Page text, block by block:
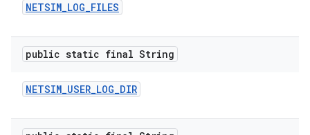
NETSIM_LOG_FILES
public static final String
NETSIM_USER_LOG_DIR